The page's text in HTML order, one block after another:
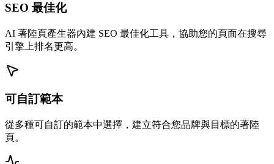
SEO 最佳化
AI 著陸頁產生器內建 SEO 最佳化工具，協助您的頁面在搜尋
引擎上排名更高。
可自訂範本
從多種可自訂的範本中選擇，建立符合您品牌與目標的著陸
頁。